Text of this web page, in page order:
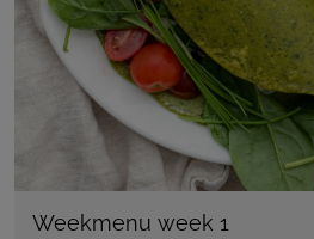
Weekmenu week 1